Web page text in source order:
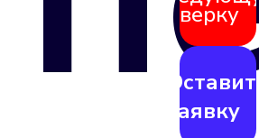
поверку
Оставить
заявку